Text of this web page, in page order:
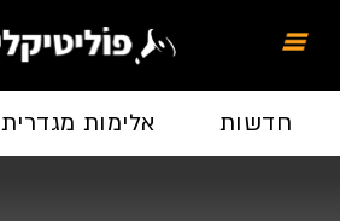
חדשות אלימות מגדרית